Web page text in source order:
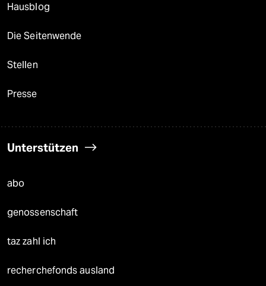
Hausblog
Die Seitenwende
Stellen
Presse
Unterstützen
abo
genossenschaft
taz zahl ich
recherchefonds ausland